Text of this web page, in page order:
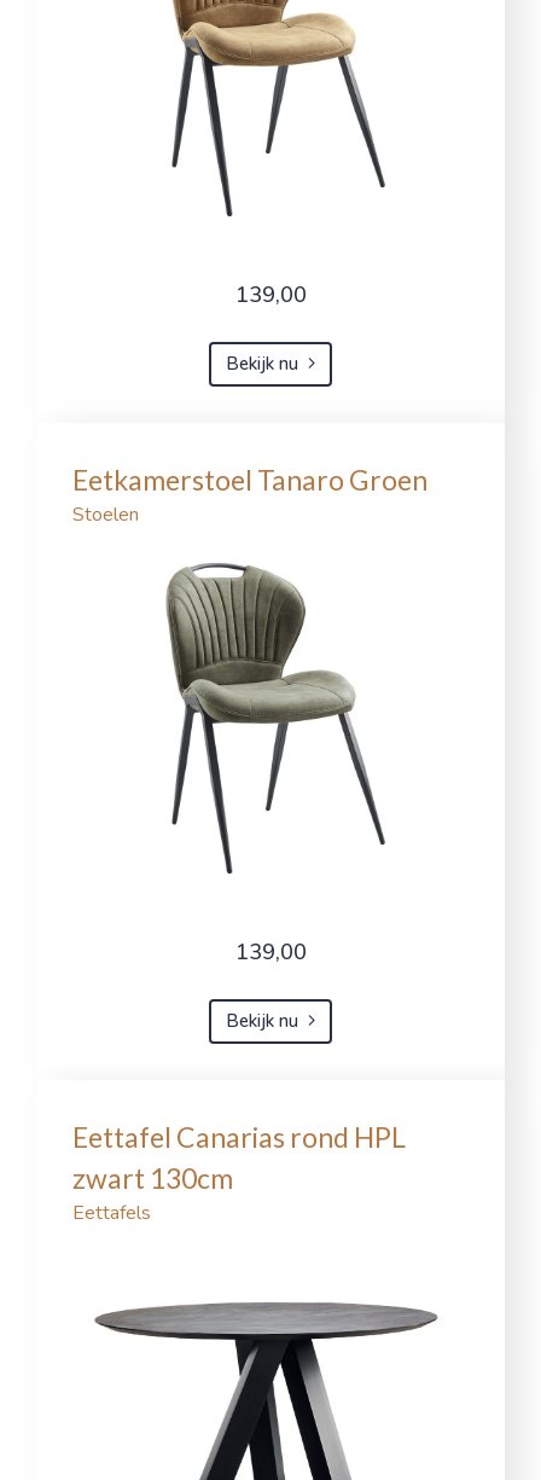
139,00
Bekijk nu
Eetkamerstoel Tanaro Groen
Stoelen
139,00
Bekijk nu
Eettafel Canarias rond HPL
zwart 130cm
Eettafels